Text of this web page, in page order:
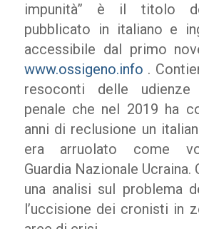
impunità” è il titolo
pubblicato in italiano e
accessibile dal primo
www.ossigeno.info .
resoconti delle
penale che nel 2019 ha
anni di reclusione un
era arruolato come
Guardia Nazionale
una analisi sul problema
l’uccisione dei cronisti in